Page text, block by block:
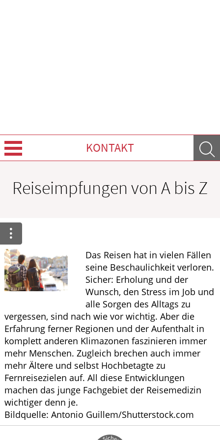
KONTAKT
Ratgeber
Krankheiten & Therapie
ELTERN UND KIND
Reiseimpfungen von A bis Z
Das Reisen hat in vielen Fällen
seine Beschaulichkeit verloren.
Sicher: Erholung und der
Wunsch, den Stress im Job und
alle Sorgen des Alltags zu
vergessen, sind nach wie vor wichtig. Aber die
Erfahrung ferner Regionen und der Aufenthalt in
komplett anderen Klimazonen faszinieren immer
mehr Menschen. Zugleich brechen auch immer
mehr Ältere und selbst Hochbetagte zu
Fernreisezielen auf. All diese Entwicklungen
machen das junge Fachgebiet der Reisemedizin
wichtiger denn je.
Bildquelle: Antonio Guillem/Shutterstock.com